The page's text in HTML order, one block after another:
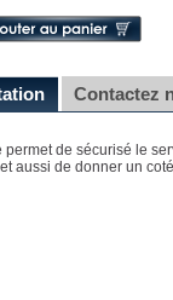
Contactez
permet de sécurisé le
aussi de donner un